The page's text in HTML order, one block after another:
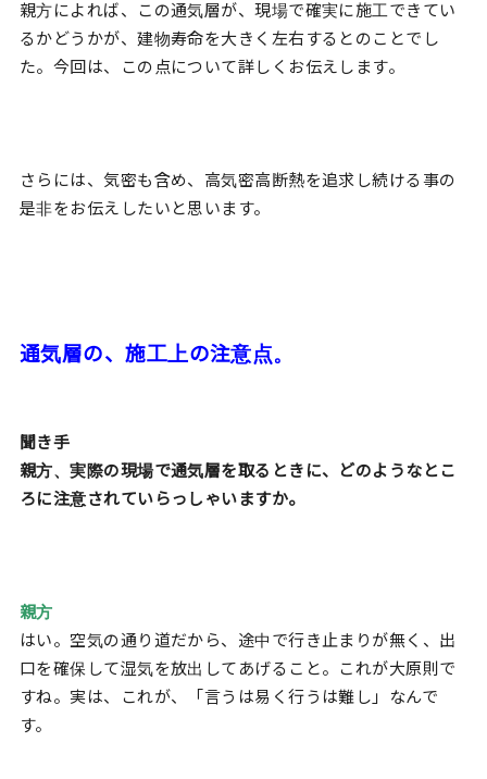
親方によれば、この通気層が、現場で確実に施工できてい
るかどうかが、建物寿命を大きく左右するとのことでし
た。今回は、この点について詳しくお伝えします。
さらには、気密も含め、高気密高断熱を追求し続ける事の
是非をお伝えしたいと思います。
通気層の、施工上の注意点。
聞き手
親方、実際の現場で通気層を取るときに、どのようなとこ
ろに注意されていらっしゃいますか。
親方
はい。空気の通り道だから、途中で行き止まりが無く、出
口を確保して湿気を放出してあげること。これが大原則で
すね。実は、これが、「言うは易く行うは難し」なんで
す。